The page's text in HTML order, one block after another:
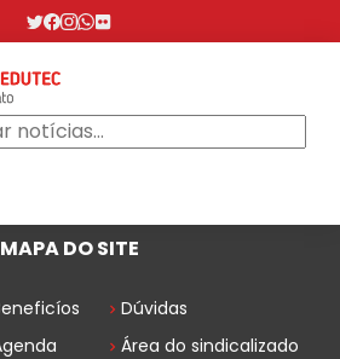
MAPA DO SITE
Dúvidas
Área do sindicalizado